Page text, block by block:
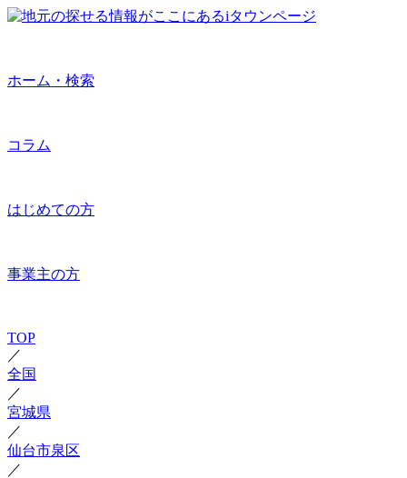
ホーム・検索
コラム
はじめての方
事業主の方
TOP
／
全国
／
宮城県
／
仙台市泉区
／